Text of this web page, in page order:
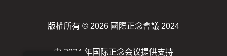
版權所有 © 2026 國際正念會議 2024
由 2024 年国际正念会议提供支持